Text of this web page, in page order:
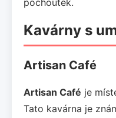
Kavárny s
Artisan Café
Artisan Café je
Tato kavárna je